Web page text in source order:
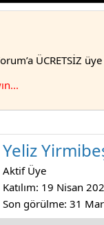
ÜCRETSİZ
.
Yeliz
Aktif Üye
Katılım 19 Nisan
Son görülme 31